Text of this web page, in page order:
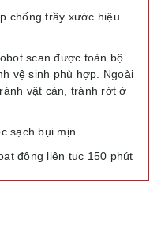
chống trầy xước hiệu
scan được toàn bộ
vệ sinh phù hợp. Ngoài
vật cản, tránh rớt ở
sạch bụi mịn
động liên tục 150 phút